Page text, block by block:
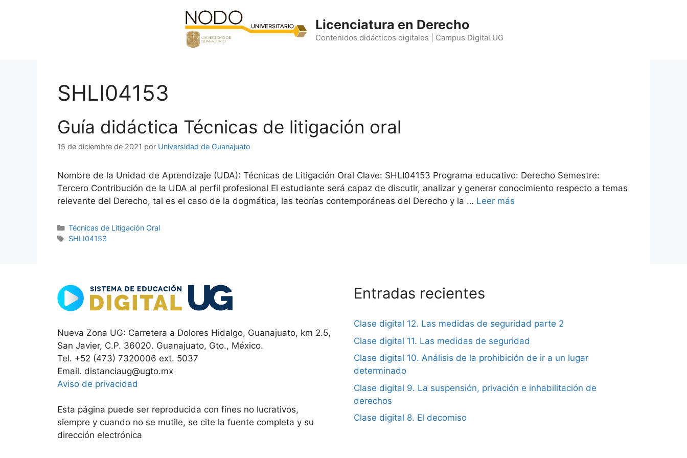
Licenciatura en Derecho
Contenidos didácticos digitales | Campus Digital UG
SHLI04153
Guía didáctica Técnicas de litigación oral
15 de diciembre de 2021 por Universidad de Guanajuato
Nombre de la Unidad de Aprendizaje (UDA): Técnicas de Litigación Oral Clave: SHLI04153 Programa educativo: Derecho Semestre:
Tercero Contribución de la UDA al perfil profesional El estudiante será capaz de discutir, analizar y generar conocimiento respecto a temas
relevante del Derecho, tal es el caso de la dogmática, las teorías contemporáneas del Derecho y la … Leer más
Categorías
Técnicas de Litigación Oral
Etiquetas
SHLI04153
Nueva Zona UG: Carretera a Dolores Hidalgo, Guanajuato, km 2.5,
San Javier, C.P. 36020. Guanajuato, Gto., México.
Tel. +52 (473) 7320006 ext. 5037
Email. distanciaug@ugto.mx
Aviso de privacidad
Esta página puede ser reproducida con fines no lucrativos,
siempre y cuando no se mutile, se cite la fuente completa y su
dirección electrónica
Entradas recientes
Clase digital 12. Las medidas de seguridad parte 2
Clase digital 11. Las medidas de seguridad
Clase digital 10. Análisis de la prohibición de ir a un lugar
determinado
Clase digital 9. La suspensión, privación e inhabilitación de
derechos
Clase digital 8. El decomiso